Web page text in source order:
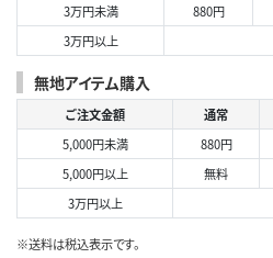
3万円未満
880円
3万円以上
無地アイテム購入
ご注文金額 通常
5,000円未満
880円
5,000円以上
無料
3万円以上
※送料は税込表示です。